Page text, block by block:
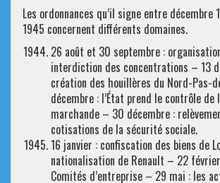
Les ordonnances qu’il signe entre
1945 concernent différents domaines.
26 août et 30 septembre :
interdiction des concentrations – 13
création des houillères du Nord-Pas-
décembre : l’État prend le contrôle de
marchande – 30 décembre :
cotisations de la sécurité sociale.
16 janvier : confiscation des biens de
nationalisation de Renault – 22
Comités d’entreprise – 29 mai : les